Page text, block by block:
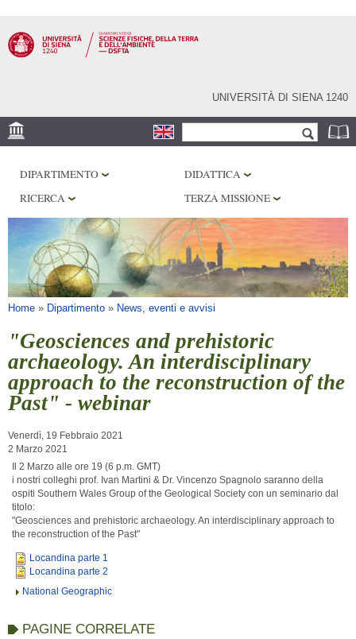
contenuto
principale
UNIVERSITÀ DI SIENA 1240
Form di ricerca
MUSEI
OSSERVATORIO
BIBLIOTECHE
SERVIZI
DIPARTIMENTO
DIDATTICA
RICERCA
TERZA MISSIONE
Tu sei qui
Home » Dipartimento » News, eventi e avvisi
"Geosciences and prehistoric
archaeology. An interdisciplinary
approach to the reconstruction of the
Past" - webinar
Venerdì, 19 Febbraio 2021
2 Marzo 2021
Il 2 Marzo alle ore 19 (6 p.m. GMT)
i nostri colleghi prof. Ivan Martini & Dr. Vincenzo Spagnolo saranno della
ospiti Southern Wales Group of the Geological Society con un seminario dal
titolo:
"Geosciences and prehistoric archaeology. An interdisciplinary approach to
the reconstruction of the Past"
Locandina parte 1
Locandina parte 2
National Geographic
PAGINE CORRELATE